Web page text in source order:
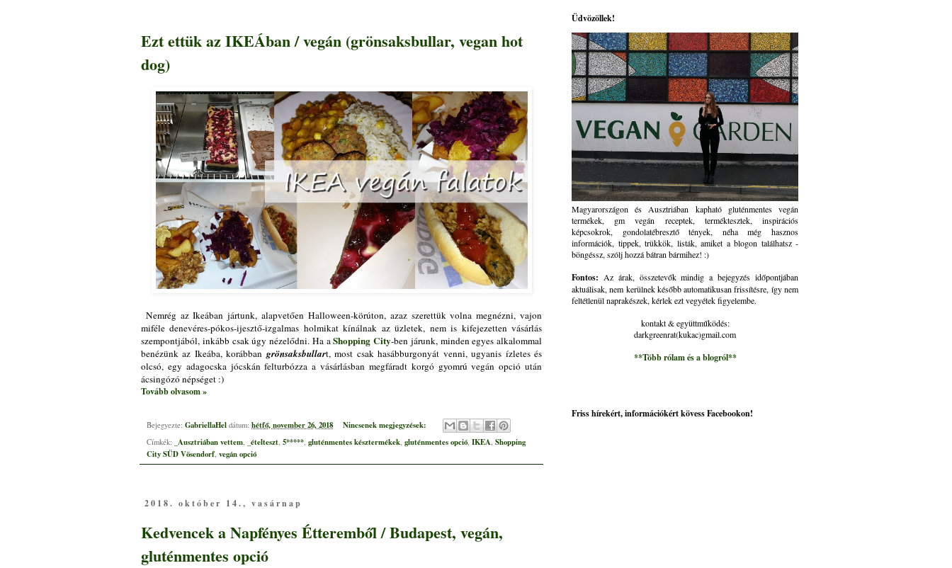
Ezt ettük az IKEÁban / vegán (grönsaksbullar, vegan hot
dog)
Nemrég az Ikeában jártunk, alapvetően Halloween-körúton, azaz szerettük volna megnézni, vajon
miféle denevéres-pókos-ijesztő-izgalmas holmikat kínálnak az üzletek, nem is kifejezetten vásárlás
szempontjából, inkább csak úgy nézelődni. Ha aShopping City-ben járunk, minden egyes alkalommal
benézünk az Ikeába, korábban grönsaksbullart, most csak hasábburgonyát venni, ugyanis ízletes és
olcsó, egy adagocska jócskán felturbózza a vásárlásban megfáradt korgó gyomrú vegán opció után
ácsingózó népséget :)
Tovább olvasom »
Bejegyezte: GabriellaHel dátum: hétfő, november 26, 2018 Nincsenek megjegyzések:
Címkék: _Ausztriában vettem, _ételteszt, 5*****, gluténmentes késztermékek, gluténmentes opció, IKEA, Shopping
City SÜD Vösendorf, vegán opció
2018. október 14., vasárnap
Kedvencek a Napfényes Étteremből / Budapest, vegán,
gluténmentes opció
Üdvözöllek!
Magyarországon és Ausztriában kapható gluténmentes vegán
termékek, gm vegán receptek, terméktesztek, inspirációs
képcsokrok, gondolatébresztő tények, néha még hasznos
információk, tippek, trükkök, listák, amiket a blogon találhatsz -
böngéssz, szólj hozzá bátran bármihez! :)
Fontos: Az árak, összetevők mindig a bejegyzés időpontjában
aktuálisak, nem kerülnek később automatikusan frissítésre, így nem
feltétlenül naprakészek, kérlek ezt vegyétek figyelembe.
kontakt & együttműködés:
darkgreenrat(kukac)gmail.com
**Több rólam és a blogról**
Friss hírekért, információkért kövess Facebookon!